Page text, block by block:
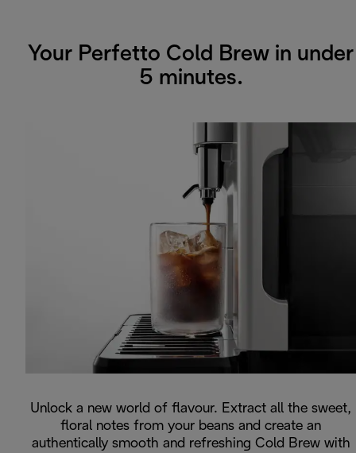
Your Perfetto Cold Brew in under
5 minutes.
Unlock a new world of flavour. Extract all the sweet,
floral notes from your beans and create an
authentically smooth and refreshing Cold Brew with